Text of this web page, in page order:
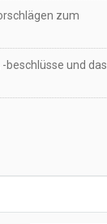
zum
und das